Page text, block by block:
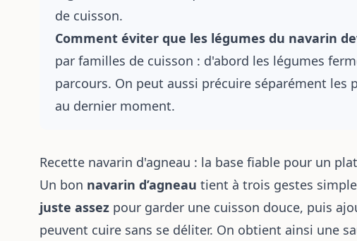
de cuisson.
Comment éviter que les légumes du navarin
par familles de cuisson : d'abord les légumes
parcours. On peut aussi précuire séparément
au dernier moment.
Recette navarin d'agneau : la base fiable pour un
Un bon navarin d’agneau tient à trois gestes
juste assez pour garder une cuisson douce, puis
peuvent cuire sans se déliter. On obtient ainsi une